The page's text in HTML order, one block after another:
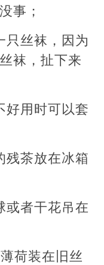
事；
只丝袜，因为
袜，扯下来
好用时可以套
残茶放在冰箱
或者干花吊在
荷装在旧丝